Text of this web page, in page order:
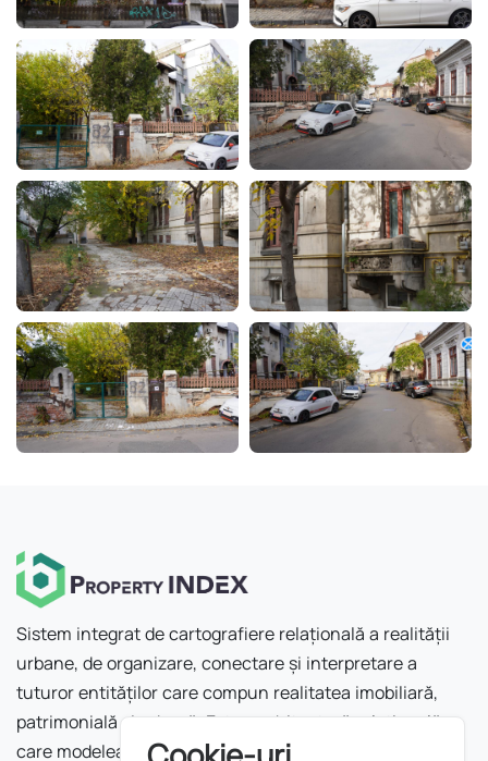
Sistem integrat de cartografiere relațională a realității
urbane, de organizare, conectare și interpretare a
tuturor entităților care compun realitatea imobiliară,
patrimonială și urbană. Este o arhitectură relațională
care modelează orașul ca rețea.